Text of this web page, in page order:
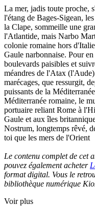
La mer, jadis toute proche,
l'étang de Bages-Sigean,
la Clape, sommeille une
l'Atlantide, mais Narbo
colonie romaine hors
Gaule narbonnaise. Pour
boulevards paisibles et
méandres de l'Atax
marécages, que ressurgit,
puissants de la
Méditerranée romaine, le
portuaire reliant Rome à
Gaule et aux îles
Nostrum, longtemps rêvé,
toi que les mers de l'Orient
Le contenu complet de cet
pouvez également acheter
format digital. Vous le
bibliothèque numérique
Voir plus